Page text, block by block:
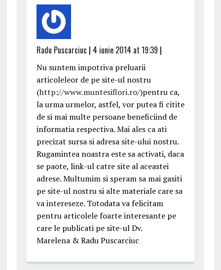
Radu Puscarciuc | 4 iunie 2014 at 19:39 |
Nu suntem impotriva preluarii
articoleleor de pe site-ul nostru
(http://www.muntesiflori.ro/)pentru ca,
la urma urmelor, astfel, vor putea fi citite
de si mai multe persoane beneficiind de
informatia respectiva. Mai ales ca ati
precizat sursa si adresa site-ului nostru.
Rugamintea noastra este sa activati, daca
se paote, link-ul catre site al aceastei
adrese. Multumim si speram sa mai gasiti
pe site-ul nostru si alte materiale care sa
va intereseze. Totodata va felicitam
pentru articolele foarte interesante pe
care le publicati pe site-ul Dv.
Marelena & Radu Puscarciuc